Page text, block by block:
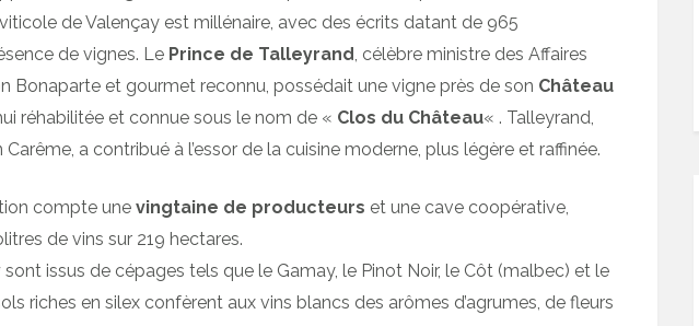
viticole de Valençay est millénaire, avec des écrits datant de 965
de vignes. Le Prince de Talleyrand, célèbre ministre des Affaires
Bonaparte et gourmet reconnu, possédait une vigne près de son Château
réhabilitée et connue sous le nom de « Clos du Château« . Talleyrand,
a contribué à l’essor de la cuisine moderne, plus légère et raffinée.
compte une vingtaine de producteurs et une cave coopérative,
de vins sur 219 hectares.
sont issus de cépages tels que le Gamay, le Pinot Noir, le Côt (malbec) et le
riches en silex confèrent aux vins blancs des arômes d’agrumes, de fleurs